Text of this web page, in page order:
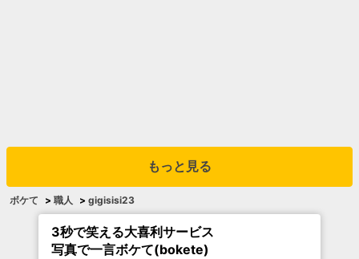
もっと見る
ボケて > 職人 > gigisisi23
3秒で笑える大喜利サービス
写真で一言ボケて(bokete)